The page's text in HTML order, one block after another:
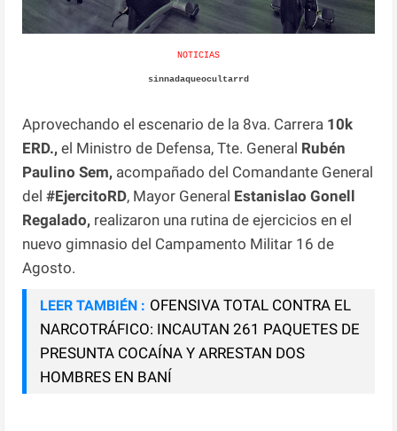
NOTICIAS
sinnadaqueocultarrd
Aprovechando el escenario de la 8va. Carrera 10k
ERD., el Ministro de Defensa, Tte. General Rubén
Paulino Sem, acompañado del Comandante General
del #EjercitoRD, Mayor General Estanislao Gonell
Regalado, realizaron una rutina de ejercicios en el
nuevo gimnasio del Campamento Militar 16 de
Agosto.
LEER TAMBIÉN : OFENSIVA TOTAL CONTRA EL
NARCOTRÁFICO: INCAUTAN 261 PAQUETES DE
PRESUNTA COCAÍNA Y ARRESTAN DOS
HOMBRES EN BANÍ